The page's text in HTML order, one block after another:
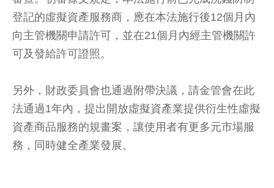
登記的虛擬資產服務商，應在本法施行後12個月內
向主管機關申請許可，並在21個月內經主管機關許
可及發給許可證照。
另外，財政委員會也通過附帶決議，請金管會在此
法通過1年內，提出開放虛擬資產業提供衍生性虛擬
資產商品服務的規畫案，讓使用者有更多元市場服
務，同時健全產業發展。